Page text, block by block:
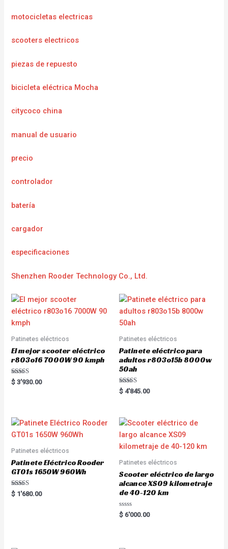
motocicletas electricas
scooters electricos
piezas de repuesto
bicicleta eléctrica Mocha
citycoco china
manual de usuario
precio
controlador
batería
cargador
especificaciones
Shenzhen Rooder Technology Co., Ltd.
Patinetes eléctricos
El mejor scooter eléctrico
r803o16 7000W 90 kmph
Rated
5.00
$ 3'930.00
Patinetes eléctricos
Patinete eléctrico para
adultos r803o15b 8000w
50ah
Rated
5.00
$ 4'845.00
Patinetes eléctricos
Patinete Eléctrico Rooder
GT01s 1650W 960Wh
Rated
5.00
$ 1'680.00
Patinetes eléctricos
Scooter eléctrico de largo
alcance XS09 kilometraje
de 40-120 km
R
a
$ 6'000.00